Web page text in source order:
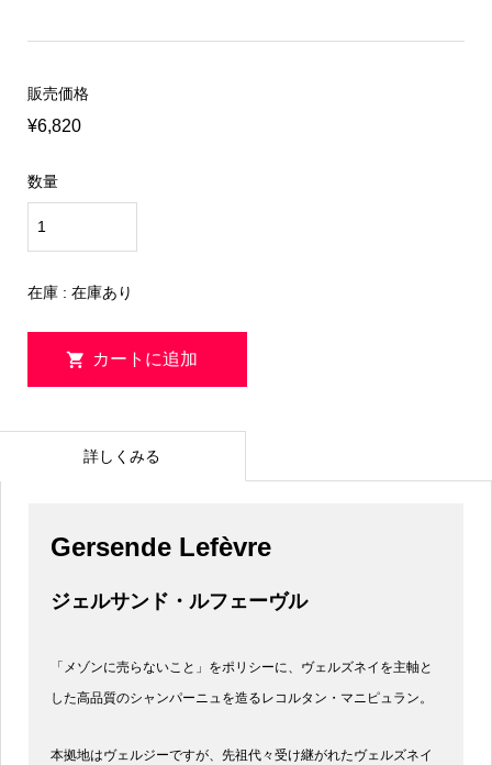
販売価格
¥6,820
数量
在庫 : 在庫あり
詳しくみる
Gersende Lefèvre
ジェルサンド・ルフェーヴル
「メゾンに売らないこと」をポリシーに、ヴェルズネイを主軸と
した高品質のシャンパーニュを造るレコルタン・マニピュラン。
本拠地はヴェルジーですが、先祖代々受け継がれたヴェルズネイ